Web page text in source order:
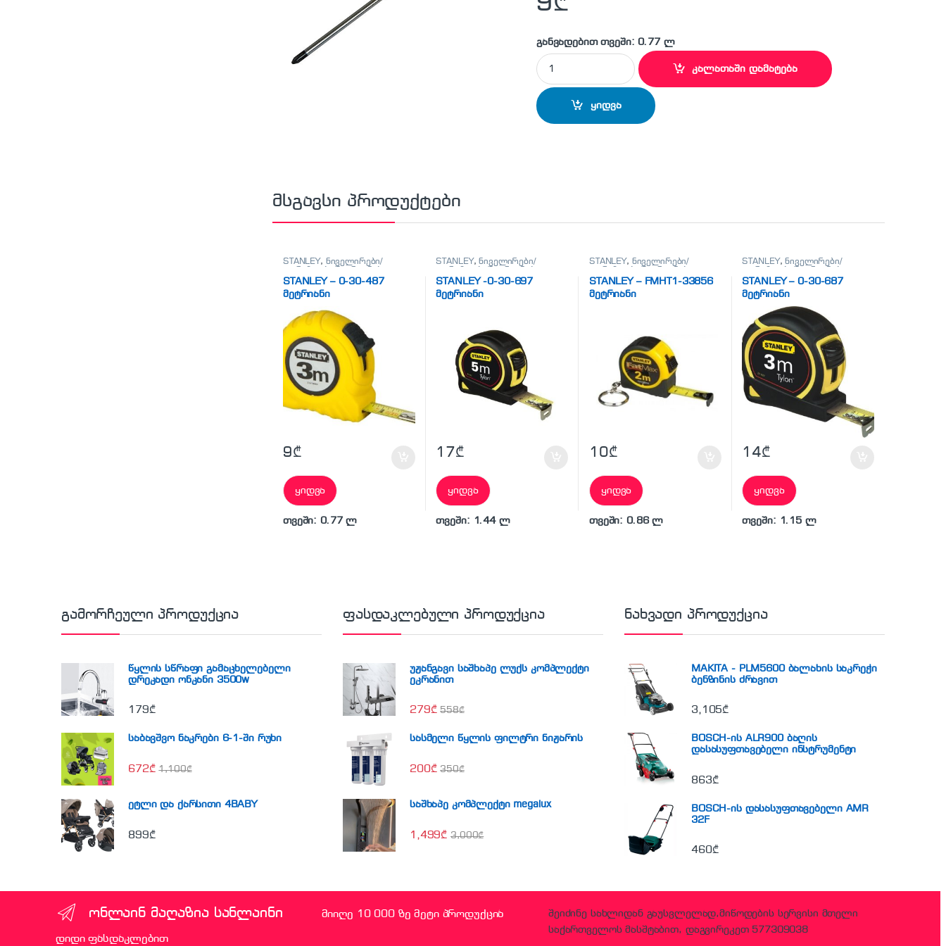
განვადებით თვეში: 0.77 ლ
STANLEY - 0-64-929 სახრახნისი 6,5 x 200 მმ quantity
კალათაში დამატება
ყიდვა
მსგავსი პროდუქტები
STANLEY, ნიველირები/
STANLEY – 0-30-487
მეტრიანი
9₾
ყიდვა
თვეში: 0.77 ლ
STANLEY,ნიველირები/
STANLEY -0-30-697
მეტრიანი
17₾
ყიდვა
თვეში: 1.44 ლ
STANLEY, ნიველირები/
STANLEY – FMHT1-33856
მეტრიანი
10₾
ყიდვა
თვეში: 0.86 ლ
STANLEY,ნიველირები/
STANLEY – 0-30-687
მეტრიანი
14₾
ყიდვა
თვეში: 1.15 ლ
გამორჩეული პროდუქცია
წყლის სწრაფი გამაცხელებელი
დრეკადი ონკანი 3500w
179₾
საბავშვო ნაკრები 6-1-ში რუხი
672₾ 1,100₾
ეტლი და ქარსითი 4BABY
899₾
ფასდაკლებული პროდუქცია
უჟანგავი საშხაპე ლუქს კომპლექტი
ეკრანით
279₾ 558₾
სასმელი წყლის ფილტრი ნიჟარის
200₾ 350₾
საშხაპე კომპლექტი megalux
1,499₾ 3,000₾
ნახვადი პროდუქცია
MAKITA - PLM5600 ბალახის საკრეჭი
ბენზინის ძრავით
3,105₾
BOSCH-ის ALR900 ბაღის
დასასუფთავებელი ინსტრუმენტი
863₾
BOSCH-ის დასასუფთავებელი AMR
32F
460₾
ონლაინ მაღაზია სანლაინი მიიღე 10 000 ზე მეტი პროდუქცია
დიდი ფასდაკლებით
შეიძინე სახლიდან გაუსვლელად,მიწოდების სერვისი მთელი
საქართველოს მასშტაბით, დაგვირეკეთ 577309038